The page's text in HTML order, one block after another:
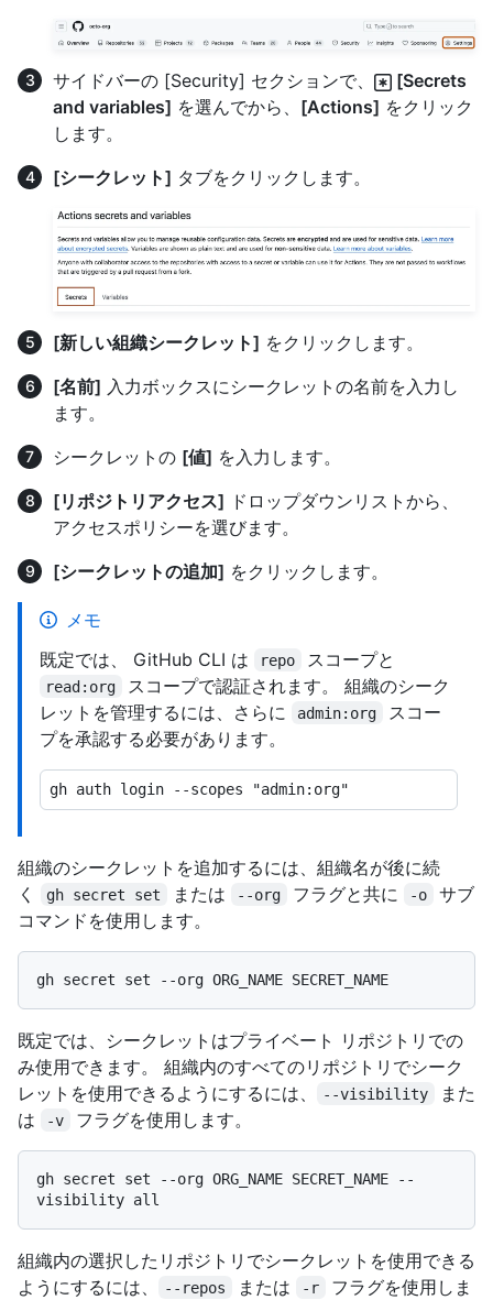
サイドバーの [Security] セクションで、
[Secrets
and variables] を選んでから、 [Actions] をクリック
します。
[シークレット] タブをクリックします。
[新しい組織シークレット] をクリックします。
[名前] 入力ボックスにシークレットの名前を入力し
ます。
シークレットの [値] を入力します。
[リポジトリアクセス] ドロップダウンリストから、
アクセスポリシーを選びます。
[シークレットの追加] をクリックします。
メモ
既定では、 GitHub CLI は
repo スコープと
read:org
スコープで認証されます。 組織のシーク
レットを管理するには、さらに
admin:org
スコー
プを承認する必要があります。
組織のシークレットを追加するには、組織名が後に続
く
gh secret set または --org フラグと共に -o
サブ
コマンドを使用します。
既定では、シークレットはプライベート リポジトリでの
み使用できます。 組織内のすべてのリポジトリでシーク
レットを使用できるようにするには、
--visibility
また
は
-v フラグを使用します。
gh secret set --org ORG_NAME SECRET_NAME --
組織内の選択したリポジトリでシークレットを使用できる
ようにするには、
--repos または -r
フラグを使用しま